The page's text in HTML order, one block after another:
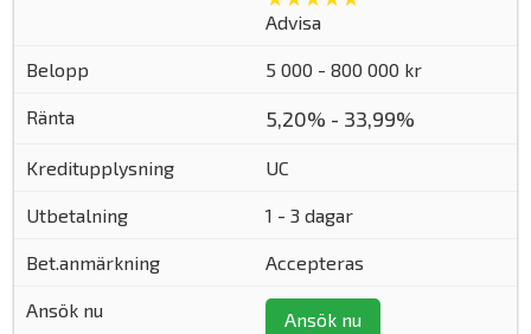
Advisa
5 000 - 800 000 kr
5,20% - 33,99%
UC
1 - 3 dagar
Accepteras
Ansök nu